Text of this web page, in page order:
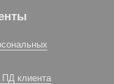
ПД клиента